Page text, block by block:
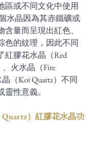
區或不同文化中使用
水晶因為其赤鐵礦或
量而呈現出紅色、
色的紋理，因此不同
紅膠花水晶（Red
、火水晶（Fire
（Koi Quartz）不同
靈性意義。
Quartz）紅膠花水晶功